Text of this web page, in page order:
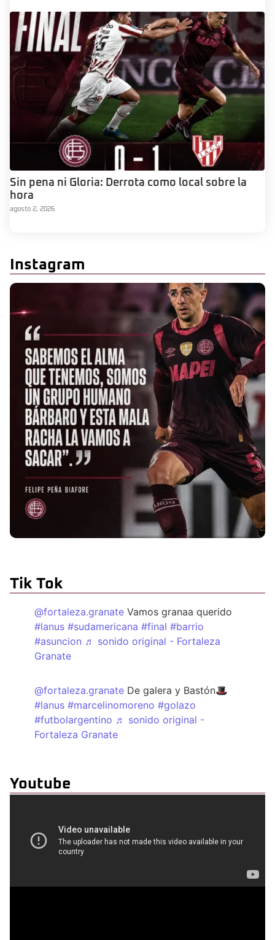
Sin pena ni Gloria: Derrota como local sobre la
hora
agosto 2, 2026
Instagram
Tik Tok
@fortaleza.granate Vamos granaa querido
#lanus #sudamericana #final #barrio
#asuncion ♬ sonido original - Fortaleza
Granate
@fortaleza.granate De galera y Bastón🎩
#lanus #marcelinomoreno #golazo
#futbolargentino ♬ sonido original -
Fortaleza Granate
Youtube